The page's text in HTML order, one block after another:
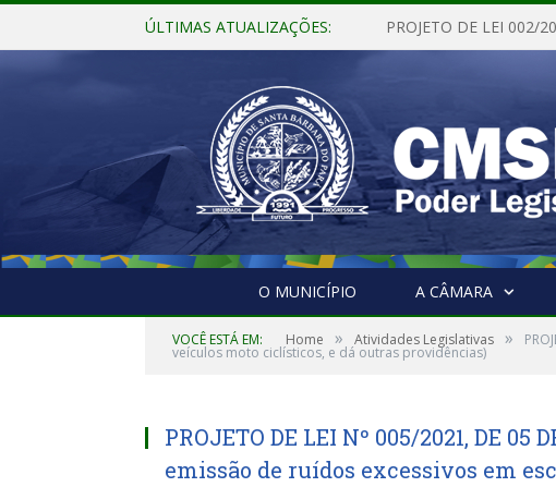
ÚLTIMAS ATUALIZAÇÕES:
O MUNICÍPIO A CÂMARA
VOCÊ ESTÁ EM: Home » Atividades Legislativas »
veículos moto ciclísticos, e dá outras providências)
PROJETO DE LEI Nº 005/2021, DE 05
emissão de ruídos excessivos em